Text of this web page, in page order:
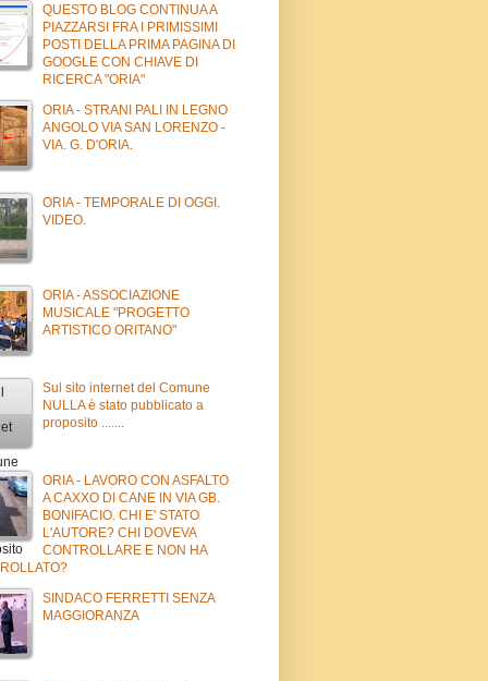
QUESTO BLOG CONTINUA A
PIAZZARSI FRA I PRIMISSIMI
POSTI DELLA PRIMA PAGINA DI
GOOGLE CON CHIAVE DI
RICERCA "ORIA"
ORIA - STRANI PALI IN LEGNO
ANGOLO VIA SAN LORENZO -
VIA. G. D'ORIA.
ORIA - TEMPORALE DI OGGI.
VIDEO.
ORIA - ASSOCIAZIONE
MUSICALE "PROGETTO
ARTISTICO ORITANO"
Sul sito internet del Comune
NULLA è stato pubblicato a
proposito .......
ORIA - LAVORO CON ASFALTO
A CAXXO DI CANE IN VIA GB.
BONIFACIO. CHI E' STATO
L'AUTORE? CHI DOVEVA
CONTROLLARE E NON HA
SINDACO FERRETTI SENZA
MAGGIORANZA